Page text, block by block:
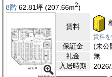
8階 62.81坪 (207.66m2)
賃料
賃料
保証金
(未公
礼金
無
入居時期
2026/